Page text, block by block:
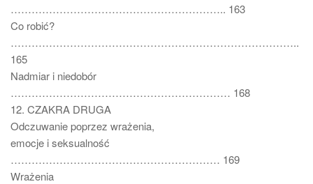
…………………………………………………….. 163
Co robić?
………………………………………………………………………..
165
Nadmiar i niedobór
……………………………………………………… 168
12. CZAKRA DRUGA
Odczuwanie poprzez wrażenia,
emocje i seksualność
…………………………………………………… 169
Wrażenia